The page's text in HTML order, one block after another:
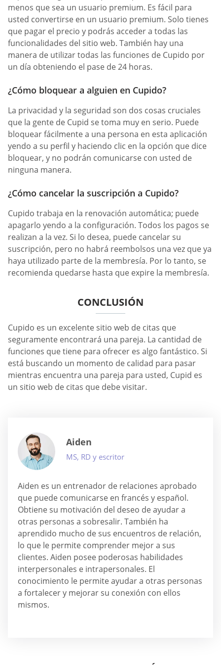
menos que sea un usuario premium. Es fácil para
usted convertirse en un usuario premium. Solo tienes
que pagar el precio y podrás acceder a todas las
funcionalidades del sitio web. También hay una
manera de utilizar todas las funciones de Cupido por
un día obteniendo el pase de 24 horas.
¿Cómo bloquear a alguien en Cupido?
La privacidad y la seguridad son dos cosas cruciales
que la gente de Cupid se toma muy en serio. Puede
bloquear fácilmente a una persona en esta aplicación
yendo a su perfil y haciendo clic en la opción que dice
bloquear, y no podrán comunicarse con usted de
ninguna manera.
¿Cómo cancelar la suscripción a Cupido?
Cupido trabaja en la renovación automática; puede
apagarlo yendo a la configuración. Todos los pagos se
realizan a la vez. Si lo desea, puede cancelar su
suscripción, pero no habrá reembolsos una vez que ya
haya utilizado parte de la membresía. Por lo tanto, se
recomienda quedarse hasta que expire la membresía.
CONCLUSIÓN
Cupido es un excelente sitio web de citas que
seguramente encontrará una pareja. La cantidad de
funciones que tiene para ofrecer es algo fantástico. Si
está buscando un momento de calidad para pasar
mientras encuentra una pareja para usted, Cupid es
un sitio web de citas que debe visitar.
Aiden
MS, RD y escritor
Aiden es un entrenador de relaciones aprobado
que puede comunicarse en francés y español.
Obtiene su motivación del deseo de ayudar a
otras personas a sobresalir. También ha
aprendido mucho de sus encuentros de relación,
lo que le permite comprender mejor a sus
clientes. Aiden posee poderosas habilidades
interpersonales e intrapersonales. El
conocimiento le permite ayudar a otras personas
a fortalecer y mejorar su conexión con ellos
mismos.